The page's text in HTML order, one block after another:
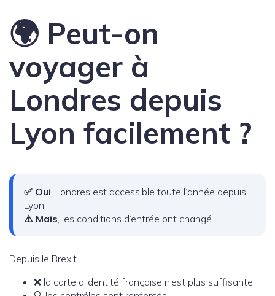
🌍 Peut-on
voyager à
Londres depuis
Lyon facilement ?
✅ Oui , Londres est accessible toute l’année depuis
Lyon.
⚠️ Mais , les conditions d’entrée ont changé.
Depuis le Brexit :
❌ la carte d’identité française n’est plus suffisante